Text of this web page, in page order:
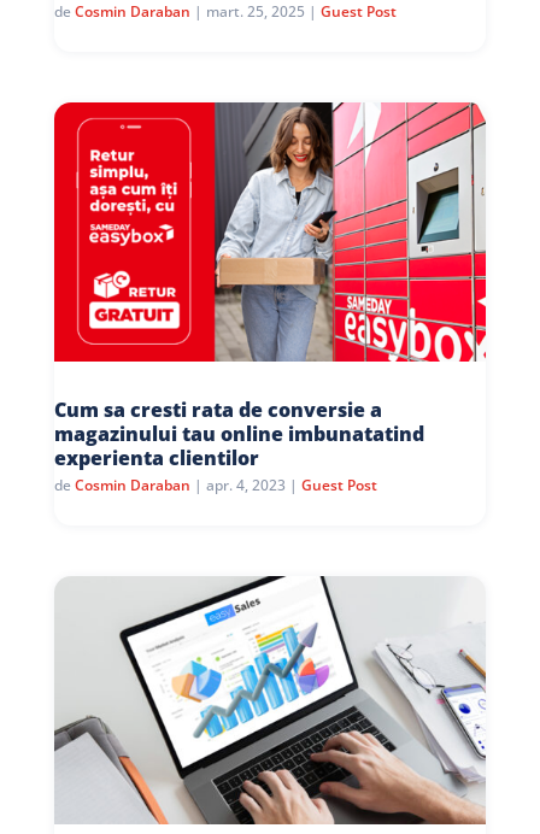
deCosmin Daraban | mart. 25, 2025 | Guest Post
Cum sa cresti rata de conversie a
magazinului tau online imbunatatind
experienta clientilor
deCosmin Daraban | apr. 4, 2023 | Guest Post